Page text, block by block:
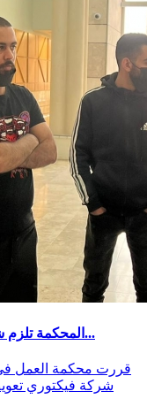
المحكمة تلزم شركة فيكتوري تعويض ثلاثة طلاب جامعيين...
قررت محكمة العمل في
شركة فيكتوري تعويض